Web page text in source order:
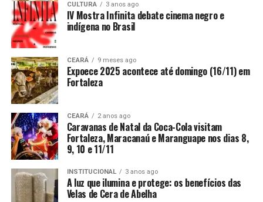
CULTURA 3 anos ago
IV Mostra Infinita debate cinema negro e
indígena no Brasil
CEARÁ 9 meses ago
Expoece 2025 acontece até domingo (16/11) em
Fortaleza
CEARÁ 2 anos ago
Caravanas de Natal da Coca-Cola visitam
Fortaleza, Maracanaú e Maranguape nos dias 8,
9, 10 e 11/11
INSTITUCIONAL 3 anos ago
A luz que ilumina e protege: os benefícios das
Velas de Cera de Abelha